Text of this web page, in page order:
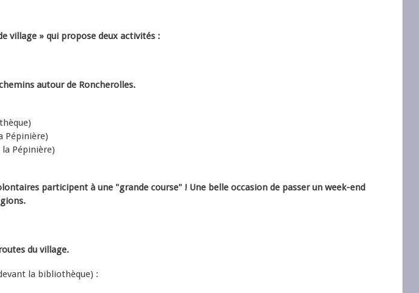
village » qui propose deux activités :
autour de Roncherolles.
Pépinière)
participent à une "grande course" ! Une belle occasion de passer un week-end
du village.
la bibliothèque) :